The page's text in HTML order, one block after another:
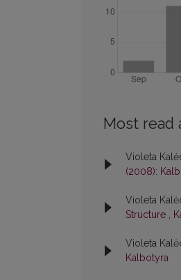
Most read
Violeta
(2008):
Violeta
Structure ,
Violeta
Kalbotyra